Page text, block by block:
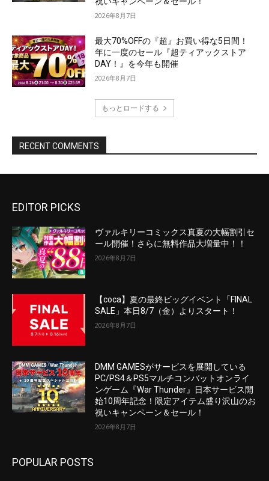
EDITOR PICKS
ヴァルキリーコミックス真夏の大幅割引セ
ール開催！さらに無料作品大増量中！！
2026年8月7日
【coca】夏の最終ビッグイベント「FINAL
SALE」本日8/7（金）よりスタート！
2026年8月7日
DMM GAMESがサービスを展開している
PC/PS4＆PS5マルチコンバットオンライ
ンゲーム『War Thunder』日本サービス開
始10周年記念！限定アイテム盛り沢山のお
祝いキャンペーン＆セール！
2026年8月7日
POPULAR POSTS